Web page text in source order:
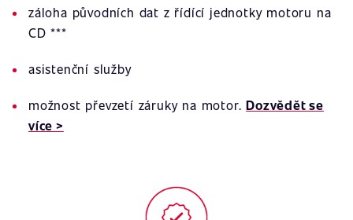
záloha původních dat z řídící jednotky motoru na
CD ***
asistenční služby
možnost převzetí záruky na motor.Dozvědět se
více >